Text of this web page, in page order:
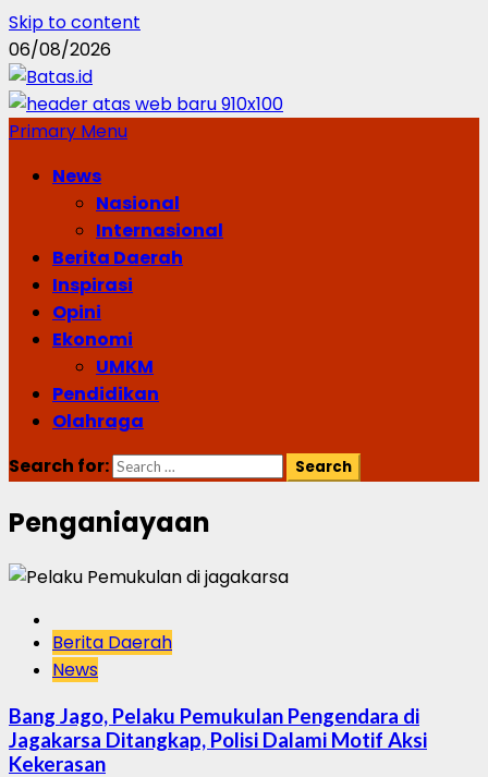
Skip to content
06/08/2026
Primary Menu
News
Nasional
Internasional
Berita Daerah
Inspirasi
Opini
Ekonomi
UMKM
Pendidikan
Olahraga
Search for:
Penganiayaan
Berita Daerah
News
Bang Jago, Pelaku Pemukulan Pengendara di
Jagakarsa Ditangkap, Polisi Dalami Motif Aksi
Kekerasan